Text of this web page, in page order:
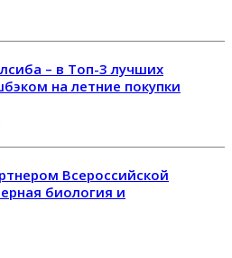
– в Топ-3 лучших
на летние покупки
Всероссийской
биология и